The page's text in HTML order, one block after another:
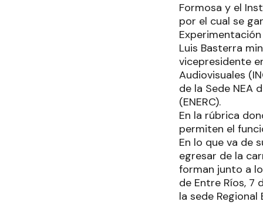
Formosa y el
por el cual se
Luis Basterra
vicepresidente
Audiovisuales
de la Sede NEA
(ENERC).
En la rúbrica
permiten el
En lo que va de
egresar de la
forman junto a
de Entre Ríos, 7
la sede Regional